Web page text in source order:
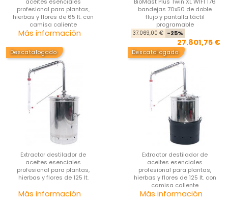
profesional para plantas,
hierbas y flores de 65 lt. con
camisa caliente
Más información
bandejas 70x50 de doble
flujo y pantalla táctil
programable
37.069,00 € -25%
27.801,75 €
Descatalogado
Extractor destilador de
aceites esenciales
profesional para plantas,
hierbas y flores de 125 lt.
Más información
Descatalogado
Extractor destilador de
aceites esenciales
profesional para plantas,
hierbas y flores de 125 lt. con
camisa caliente
Más información